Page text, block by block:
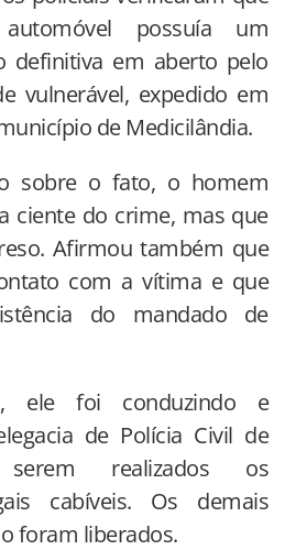
possuía um
definitiva em aberto pelo
vulnerável, expedido em
de Medicilândia.
sobre o fato, o homem
ciente do crime, mas que
Afirmou também que
com a vítima e que
do mandado de
ele foi conduzindo e
de Polícia Civil de
realizados os
cabíveis. Os demais
foram liberados.